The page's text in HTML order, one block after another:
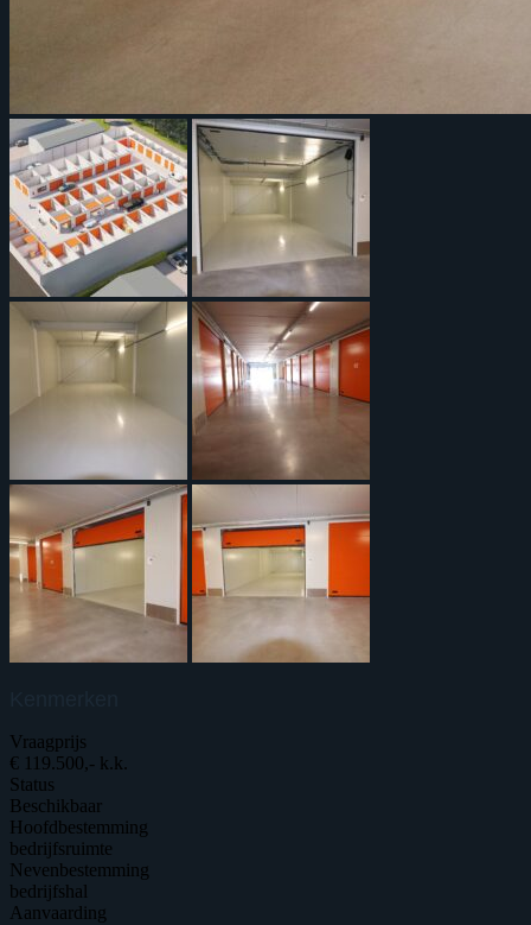
Vraagprijs
€ 119.500,- k.k.
Status
Beschikbaar
Hoofdbestemming
bedrijfsruimte
Nevenbestemming
bedrijfshal
Aanvaarding